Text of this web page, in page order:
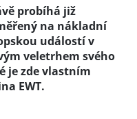
probíhá již
na nákladní
událostí v
veletrhem svého
je zde vlastním
EWT.